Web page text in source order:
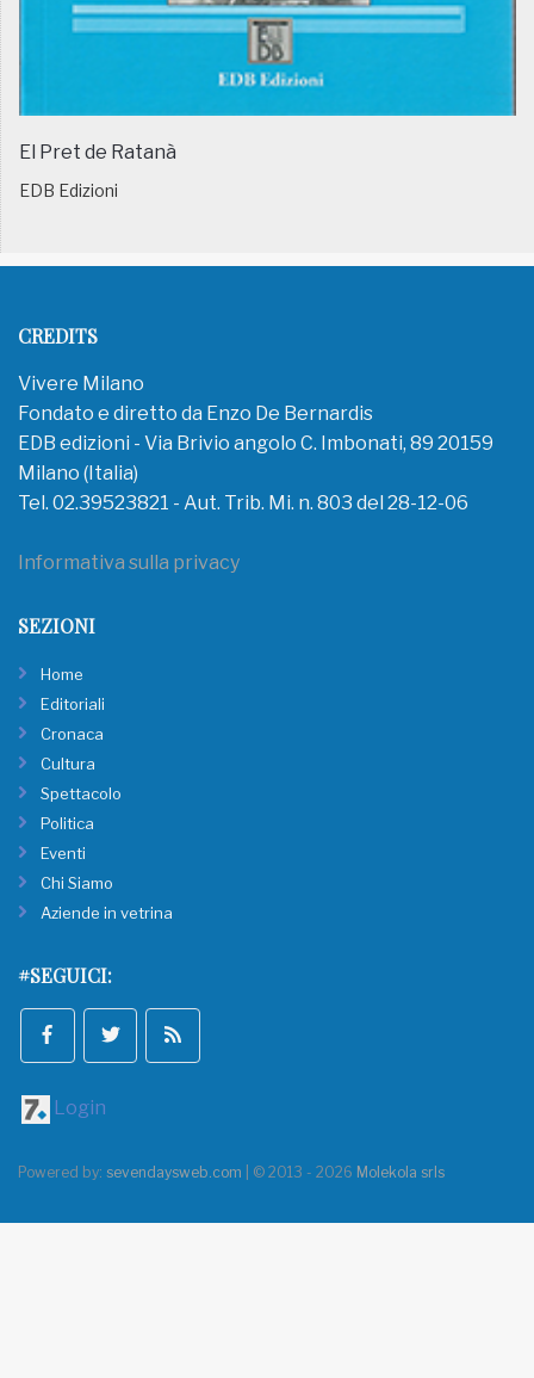
El Pret de Ratanà
EDB Edizioni
CREDITS
Vivere Milano
Fondato e diretto da Enzo De Bernardis
EDB edizioni - Via Brivio angolo C. Imbonati, 89 20159
Milano (Italia)
Tel. 02.39523821 - Aut. Trib. Mi. n. 803 del 28-12-06
Informativa sulla privacy
SEZIONI
Home
Editoriali
Cronaca
Cultura
Spettacolo
Politica
Eventi
Chi Siamo
Aziende in vetrina
#SEGUICI:
Login
Powered by: sevendaysweb.com | © 2013 - 2026 Molekola srls